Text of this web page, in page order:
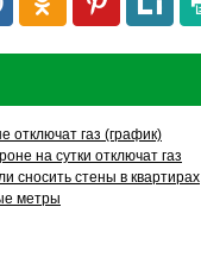
отключат газ (график)
на сутки отключат газ
сносить стены в квартирах
метры